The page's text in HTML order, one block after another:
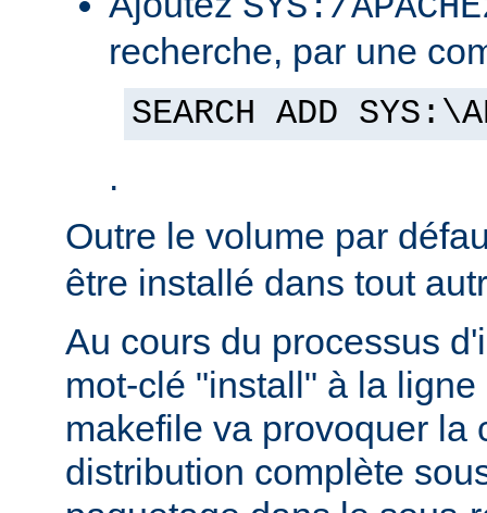
recherche, par une
SEARCH ADD
.
Outre le volume par
être installé dans tout
Au cours du processus
mot-clé "install" à la
makefile va provoquer la
distribution complète